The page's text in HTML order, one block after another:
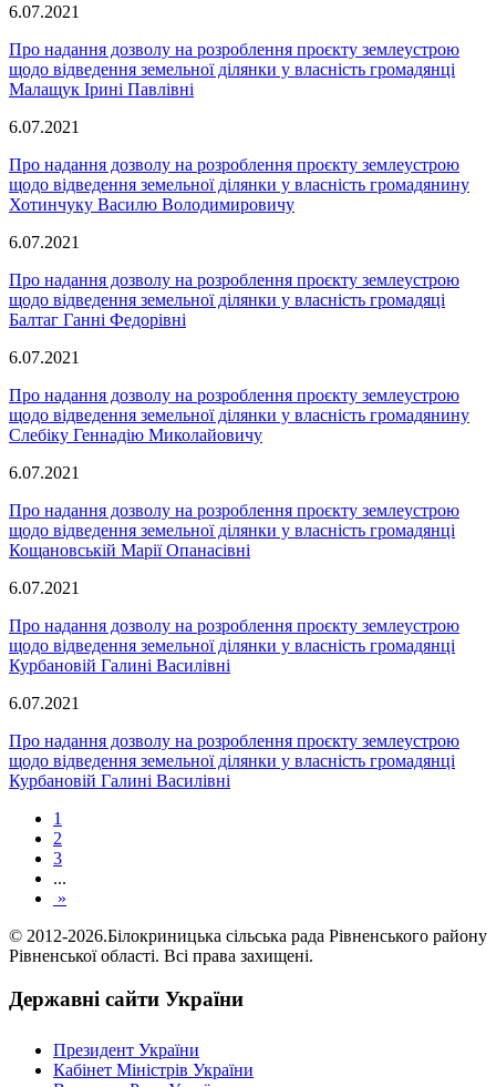
6.07.2021
Про надання дозволу на розроблення проєкту землеустрою
щодо відведення земельної ділянки у власність громадянці
Малащук Ірині Павлівні
6.07.2021
Про надання дозволу на розроблення проєкту землеустрою
щодо відведення земельної ділянки у власність громадянину
Хотинчуку Василю Володимировичу
6.07.2021
Про надання дозволу на розроблення проєкту землеустрою
щодо відведення земельної ділянки у власність громадяці
Балтаг Ганні Федорівні
6.07.2021
Про надання дозволу на розроблення проєкту землеустрою
щодо відведення земельної ділянки у власність громадянину
Слебіку Геннадію Миколайовичу
6.07.2021
Про надання дозволу на розроблення проєкту землеустрою
щодо відведення земельної ділянки у власність громадянці
Кощановській Марії Опанасівні
6.07.2021
Про надання дозволу на розроблення проєкту землеустрою
щодо відведення земельної ділянки у власність громадянці
Курбановій Галині Василівні
6.07.2021
Про надання дозволу на розроблення проєкту землеустрою
щодо відведення земельної ділянки у власність громадянці
Курбановій Галині Василівні
1
2
3
...
»
© 2012-2026.Білокриницька сільська рада Рівненського району
Рівненської області. Всі права захищені.
Державні сайти України
Президент України
Кабінет Міністрів України